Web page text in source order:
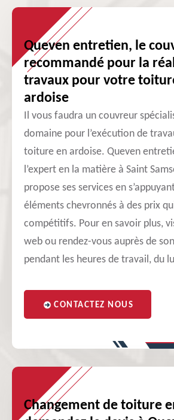
Queven entretien, le
recommandé pour la
travaux pour votre
ardoise
Il vous faudra un couvreur
domaine pour l’exécution de
toiture en ardoise. Queven
l’expert en la matière à Saint
propose ses services en
éléments chevronnés à des prix
compétitifs. Pour en savoir plus,
web ou rendez-vous auprès de
pendant les heures de travail, du
CONTACTEZ NOUS
Changement de toiture